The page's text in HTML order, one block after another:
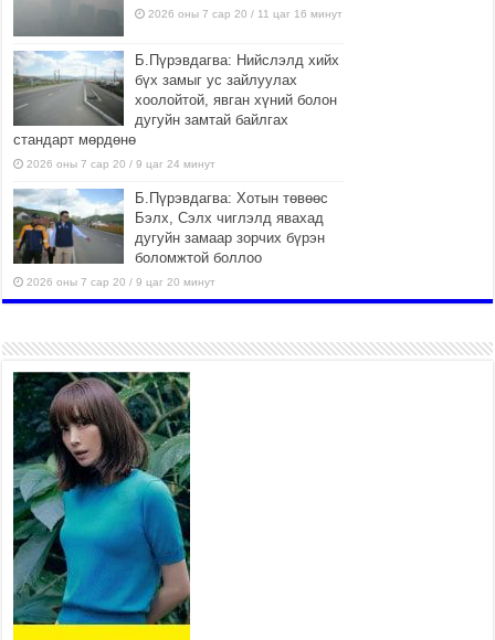
2026 оны 7 сар 20 / 11 цаг 16 минут
Б.Пүрэвдагва: Нийслэлд хийх
бүх замыг ус зайлуулах
хоолойтой, явган хүний болон
дугуйн замтай байлгах
стандарт мөрдөнө
2026 оны 7 сар 20 / 9 цаг 24 минут
Б.Пүрэвдагва: Хотын төвөөс
Бэлх, Сэлх чиглэлд явахад
дугуйн замаар зорчих бүрэн
боломжтой боллоо
2026 оны 7 сар 20 / 9 цаг 20 минут
шугам хоолойн ажил 80
хувьтай үргэлжилж байна
2026 оны 7 сар 20 / 9 цаг 14 минут
Усархаг аадар бороо орж
байгаа тул аюулгүй байдлаа
хангаж, үер усны аюулаас
сэрэмжлэхийг нийслэлийн
Онцгой байдлын газраас анхааруулж байна
2026 оны 7 сар 20 / 9 цаг 09 минут
311 алба хаагч, 119 техник хэрэгсэлтэй ажиллаж
үер усны аюул, болзошгүй эрсдэлээс сэргийлж
байна